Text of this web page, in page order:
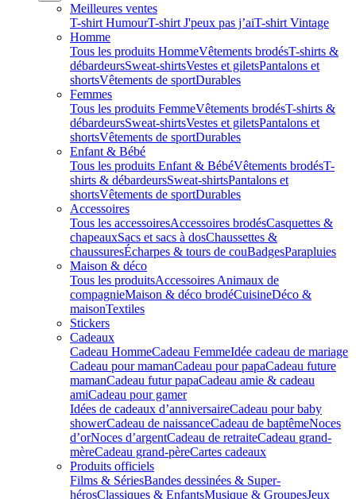
Meilleures ventes
T-shirt HumourT-shirt J'peux pas j’aiT-shirt Vintage
Homme
Tous les produits HommeVêtements brodésT-shirts &
débardeursSweat-shirtsVestes et giletsPantalons et
shortsVêtements de sportDurables
Femmes
Tous les produits FemmeVêtements brodésT-shirts &
débardeursSweat-shirtsVestes et giletsPantalons et
shortsVêtements de sportDurables
Enfant & Bébé
Tous les produits Enfant & BébéVêtements brodésT-
shirts & débardeursSweat-shirtsPantalons et
shortsVêtements de sportDurables
Accessoires
Tous les accessoiresAccessoires brodésCasquettes &
chapeauxSacs et sacs à dosChaussettes &
chaussuresÉcharpes & tours de couBadgesParapluies
Maison & déco
Tous les produitsAccessoires Animaux de
compagnieMaison & déco brodéCuisineDéco &
maisonTextiles
Stickers
Cadeaux
Cadeau HommeCadeau FemmeIdée cadeau de mariage​
Cadeau pour mamanCadeau pour papaCadeau future
mamanCadeau futur papaCadeau amie & cadeau
amiCadeau pour gamer
Idées de cadeaux d’anniversaireCadeau pour baby
showerCadeau de naissanceCadeau de baptêmeNoces
d’orNoces d’argentCadeau de retraiteCadeau grand-
mèreCadeau grand-pèreCartes cadeaux
Produits officiels
Films & SériesBandes dessinées & Super-
hérosClassiques & EnfantsMusique & GroupesJeux